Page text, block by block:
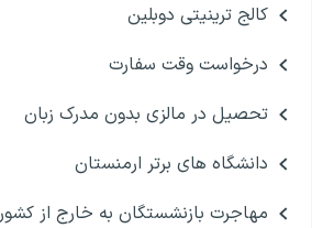
کالج ترینیتی دوبلین
درخواست وقت سفارت
تحصیل در مالزی بدون مدرک زبان
دانشگاه های برتر ارمنستان
مهاجرت بازنشستگان به خارج از کشور